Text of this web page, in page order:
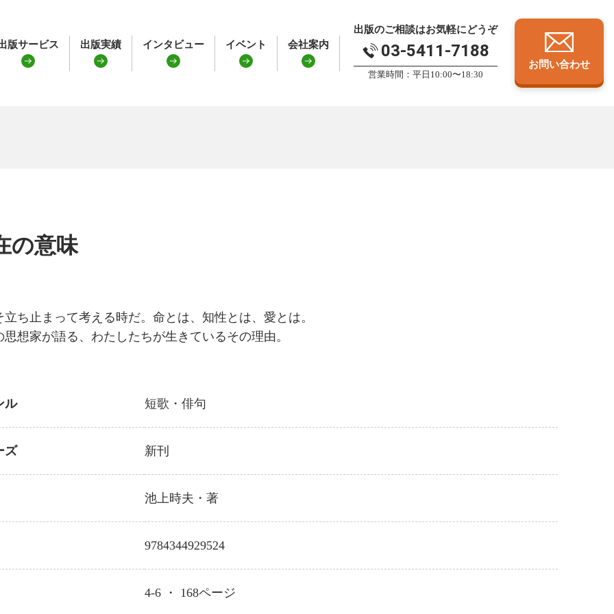
版サービス 出版実績 インタビュー イベント 会社案内
出版のご相談はお気軽にどうぞ
03-5411-7188
営業時間：平日10:00〜18:30
お問い合わせ
の意味
立ち止まって考える時だ。命とは、知性とは、愛とは。
思想家が語る、わたしたちが生きているその理由。
ル 短歌・俳句
ズ 新刊
池上時夫 ・著
9784344929524
4-6 ・ 168ページ